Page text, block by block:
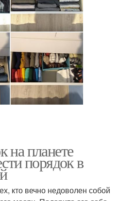
на планете
порядок в
кто вечно недоволен собой